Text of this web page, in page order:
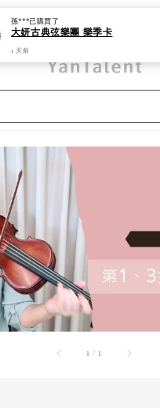
1 / 1
孫***已購買了
大妍古典弦樂團 樂季卡
1 天前